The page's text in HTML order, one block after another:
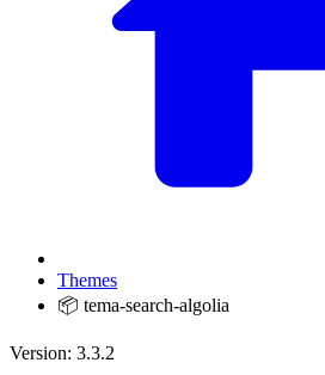
Themes
📦 tema-search-algolia
Version: 3.3.2